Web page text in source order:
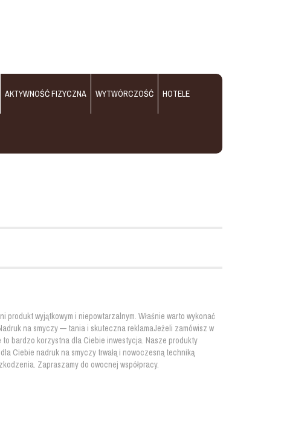
AKTYWNOŚĆ FIZYCZNA WYTWÓRCZOŚĆ HOTELE
wyjątkowym i niepowtarzalnym. Właśnie warto wykonać
na smyczy — tania i skuteczna reklamaJeżeli zamówisz w
bardzo korzystna dla Ciebie inwestycja. Nasze produkty
Ciebie nadruk na smyczy trwałą i nowoczesną techniką
Zapraszamy do owocnej współpracy.